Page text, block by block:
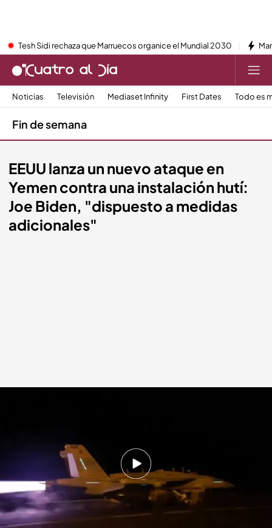
Tesh Sidi rechaza que Marruecos organice el Mundial 2030
Noticias Televisión Mediaset Infinity First Dates Todo es
Fin de semana
EEUU lanza un nuevo ataque en
Yemen contra una instalación hutí:
Joe Biden, "dispuesto a medidas
adicionales"
Cuatro al día
13 ENE 2024 - 16:24h.
Estados Unidos responde militarmente en
Yemen a los ataques de los rebeldes hutíes
contra buques en el Mar Rojo